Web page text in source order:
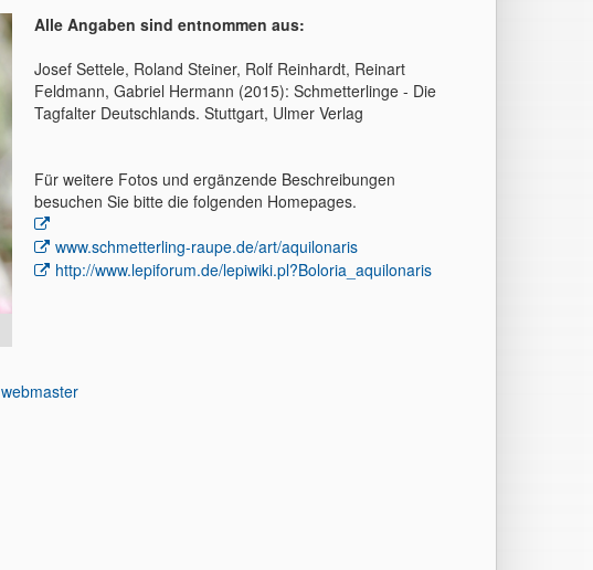
Alle Angaben sind entnommen aus:
Josef Settele, Roland Steiner, Rolf Reinhardt, Reinart
Feldmann, Gabriel Hermann (2015): Schmetterlinge - Die
Tagfalter Deutschlands. Stuttgart, Ulmer Verlag
Für weitere Fotos und ergänzende Beschreibungen
besuchen Sie bitte die folgenden Homepages.
www.schmetterling-raupe.de/art/aquilonaris
http://www.lepiforum.de/lepiwiki.pl?Boloria_aquilonaris
webmaster